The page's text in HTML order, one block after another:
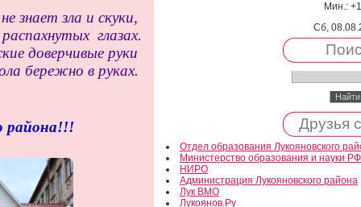
знает зла и скуки,
глазах.
доверчивые руки
бережно в руках.
района!!!
Мин.: +
Сб,
Друзья
Отдел образования Лукояновского
Министерство образования и науки РФ
НИРО
Администрация Лукояновского района
Лук ВМО
Лукоянов.Ру